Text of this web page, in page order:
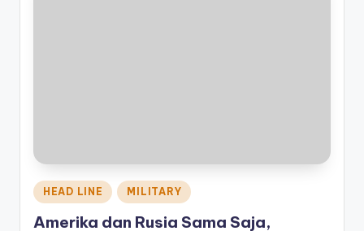
Posted
in
HEAD LINE MILITARY
Amerika dan Rusia Sama Saja,